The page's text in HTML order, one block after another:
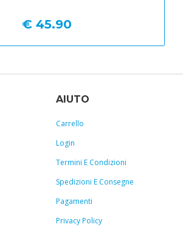
€ 45.90
AIUTO
Carrello
Login
Termini E Condizioni
Spedizioni E Consegne
Pagamenti
Privacy Policy